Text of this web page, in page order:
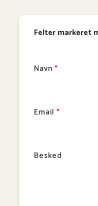
Felter markeret
Navn
Email
Besked